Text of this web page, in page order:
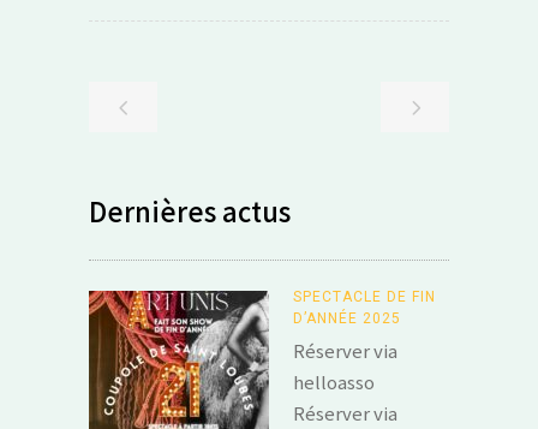
Dernières actus
SPECTACLE DE FIN
D’ANNÉE 2025
Réserver via
helloasso
Réserver via